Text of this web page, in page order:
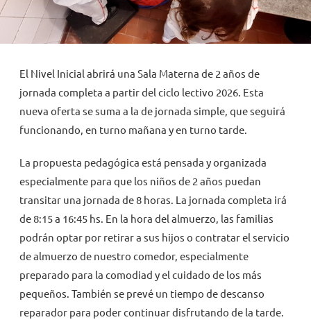
INTRANET
El Nivel Inicial abrirá una Sala Materna de 2 años de
jornada completa a partir del ciclo lectivo 2026. Esta
nueva oferta se suma a la de jornada simple, que seguirá
funcionando, en turno mañana y en turno tarde.
La propuesta pedagógica está pensada y organizada
especialmente para que los niños de 2 años puedan
transitar una jornada de 8 horas. La jornada completa irá
de 8:15 a 16:45 hs. En la hora del almuerzo, las familias
podrán optar por retirar a sus hijos o contratar el servicio
de almuerzo de nuestro comedor, especialmente
preparado para la comodiad y el cuidado de los más
pequeños. También se prevé un tiempo de descanso
reparador para poder continuar disfrutando de la tarde.